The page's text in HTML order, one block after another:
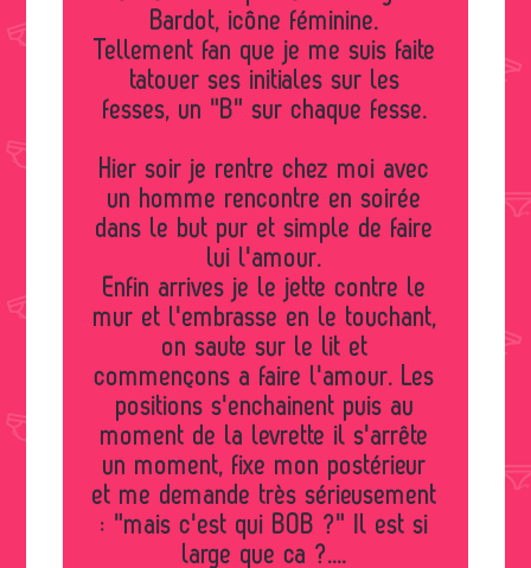
Bardot, icône féminine.
Tellement fan que je me suis faite
tatouer ses initiales sur les
fesses, un "B" sur chaque fesse.
Hier soir je rentre chez moi avec
un homme rencontre en soirée
dans le but pur et simple de faire
lui l'amour.
Enfin arrives je le jette contre le
mur et l'embrasse en le touchant,
on saute sur le lit et
commençons a faire l'amour. Les
positions s'enchainent puis au
moment de la levrette il s'arrête
un moment, fixe mon postérieur
et me demande très sérieusement
: "mais c'est qui BOB ?" Il est si
large que ca ?....